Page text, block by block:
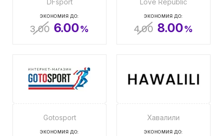
DFsport
ЭКОНОМИЯ ДО:
3.00 6.00%
Love Republic
ЭКОНОМИЯ ДО:
4.00 8.00%
Gotosport
ЭКОНОМИЯ ДО:
Хавалили
ЭКОНОМИЯ ДО: